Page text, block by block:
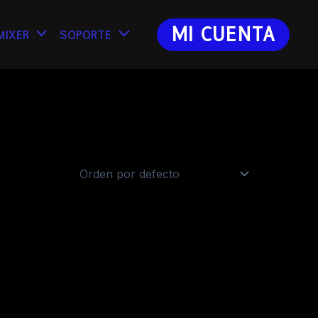
Soporte MI CUENTA